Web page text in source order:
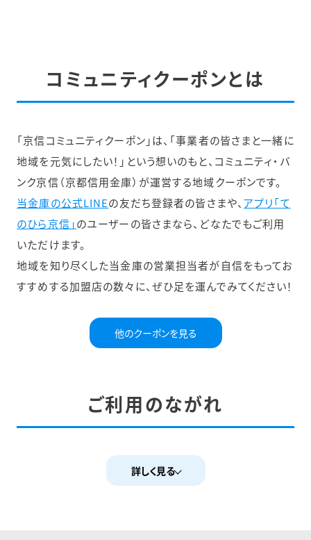
コミュニティクーポンとは
「京信コミュニティクーポン」は、「事業者の皆さまと一緒に
地域を元気にしたい！」という想いのもと、コミュニティ・バ
ンク京信（京都信用金庫）が運営する地域クーポンです。
当金庫の公式LINEの友だち登録者の皆さまや、アプリ「て
のひら京信」のユーザーの皆さまなら、どなたでもご利用
いただけます。
地域を知り尽くした当金庫の営業担当者が自信をもってお
すすめする加盟店の数々に、ぜひ足を運んでみてください！
他のクーポンを見る
ご利用のながれ
詳しく見る